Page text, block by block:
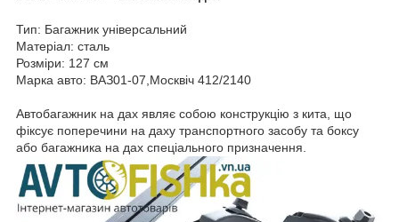
Тип: Багажник універсальний
Матеріал: сталь
Розміри: 127 см
Марка авто: ВАЗ01-07,Москвіч 412/2140
Автобагажник на дах являє собою конструкцію з кита, що
фіксує поперечини на даху транспортного засобу та боксу
або багажника на дах спеціального призначення.